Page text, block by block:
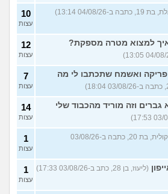
ב-04/08/26 13:14) 10
עצות
למצוא מטרה מספקת? 12
עצות
ואשמח שתכתבו לי מה
7
עצות
וזה מוריד מהכבוד שלי 14
עצות
(קולית, בת 20, כתבה ב-03/08/26
1
עצות
(ליעוז, בן 28, כתב ב-03/08/26 17:33) 1
עצות